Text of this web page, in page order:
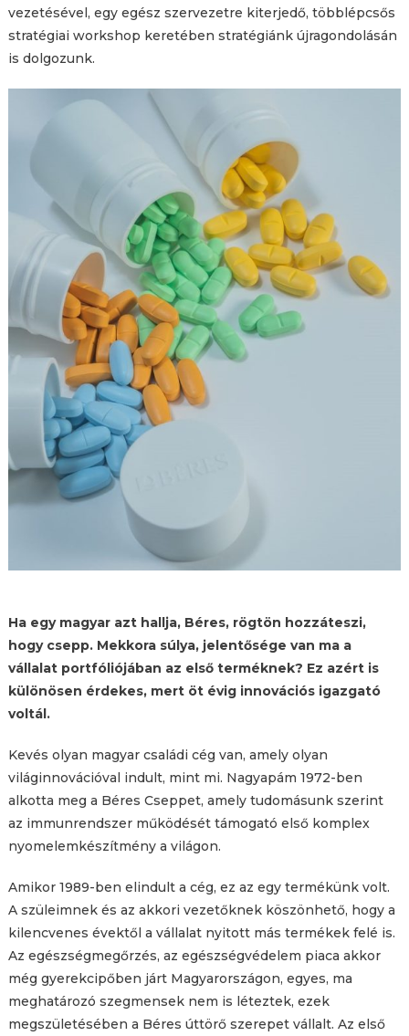
vezetésével, egy egész szervezetre kiterjedő, többlépcsős
stratégiai workshop keretében stratégiánk újragondolásán
is dolgozunk.
Ha egy magyar azt hallja, Béres, rögtön hozzáteszi,
hogy csepp. Mekkora súlya, jelentősége van ma a
vállalat portfóliójában az első terméknek? Ez azért is
különösen érdekes, mert öt évig innovációs igazgató
voltál.
Kevés olyan magyar családi cég van, amely olyan
világinnovációval indult, mint mi. Nagyapám 1972-ben
alkotta meg a Béres Cseppet, amely tudomásunk szerint
az immunrendszer működését támogató első komplex
nyomelemkészítmény a világon.
Amikor 1989-ben elindult a cég, ez az egy termékünk volt.
A szüleimnek és az akkori vezetőknek köszönhető, hogy a
kilencvenes évektől a vállalat nyitott más termékek felé is.
Az egészségmegőrzés, az egészségvédelem piaca akkor
még gyerekcipőben járt Magyarországon, egyes, ma
meghatározó szegmensek nem is léteztek, ezek
megszületésében a Béres úttörő szerepet vállalt. Az első